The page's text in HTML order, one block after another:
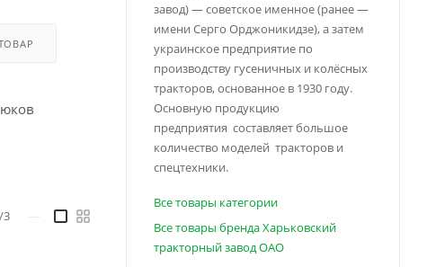
3
завод) — советское именное (ранее —
имени Серго Орджоникидзе), а затем
украинское предприятие по
производству гусеничных и колёсных
тракторов, основанное в 1930 году.
Основную продукцию
предприятия составляет большое
количество моделей тракторов и
спецтехники.
Все товары категории
Все товары бренда Харьковский
тракторный завод ОАО